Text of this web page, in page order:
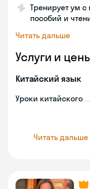
Тренирует ум
пособий и
Читать дальше
Услуги и
Китайский язык
Уроки китайского
Читать дальше